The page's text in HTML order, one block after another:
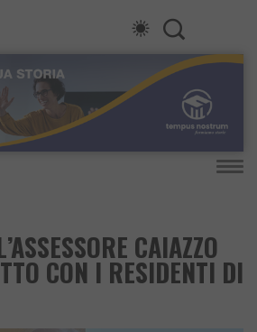
CAIAZZO
CON I RESIDENTI DI